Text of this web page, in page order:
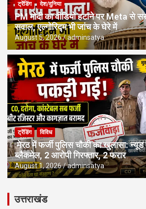
ट्रेंडिंग देश/दुनिया
PM मोदी का वीडियो हटाने पर Meta से
सवाल, एल्गोरिद्म भी जांच के घेरे में
August 5, 2026 adminsatya
ट्रेंडिंग विविध
मेरठ में फर्जी पुलिस चौकी का खुलासा: न्यूड
ब्लैकमेल, 2 आरोपी गिरफ्तार, 2 फरार
August 1, 2026 adminsatya
उत्तराखंड